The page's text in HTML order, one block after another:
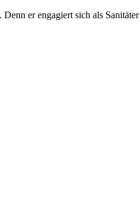
er engagiert sich als